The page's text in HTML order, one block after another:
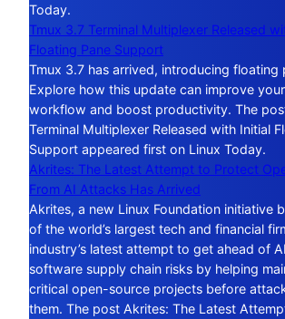
Today.
Tmux 3.7 Terminal Multiplexer Released
Floating Pane Support
Tmux 3.7 has arrived, introducing floating
Explore how this update can improve
workflow and boost productivity. The
Terminal Multiplexer Released with Initial
Support appeared first on Linux Today.
Akrites: The Latest Attempt to Protect
From AI Attacks Has Arrived
Akrites, a new Linux Foundation initiative
of the world’s largest tech and financial
industry’s latest attempt to get ahead of
software supply chain risks by helping
critical open-source projects before
them. The post Akrites: The Latest